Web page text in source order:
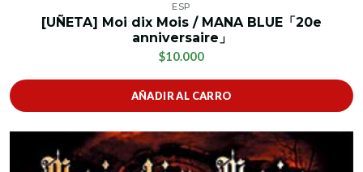
ESP
[UÑETA] Moi dix Mois / MANA BLUE「20e
anniversaire」
$10.000
AÑADIR AL CARRO